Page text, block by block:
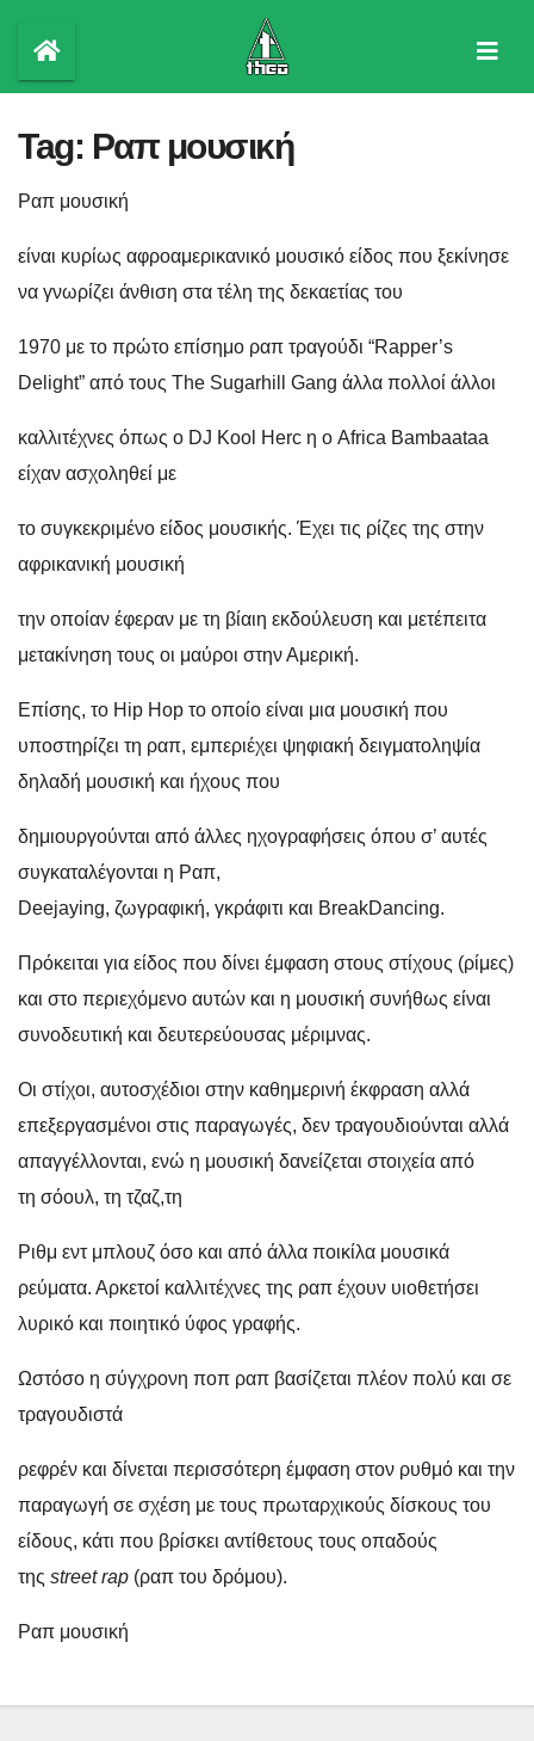
content
Tag: Ραπ μουσική
Ραπ μουσική
είναι κυρίως αφροαμερικανικό μουσικό είδος που ξεκίνησε
να γνωρίζει άνθιση στα τέλη της δεκαετίας του
1970 με το πρώτο επίσημο ραπ τραγούδι “Rapper’s
Delight” από τους The Sugarhill Gang άλλα πολλοί άλλοι
καλλιτέχνες όπως o DJ Kool Herc η ο Africa Bambaataa
είχαν ασχοληθεί με
το συγκεκριμένο είδος μουσικής. Έχει τις ρίζες της στην
αφρικανική μουσική
την οποίαν έφεραν με τη βίαιη εκδούλευση και μετέπειτα
μετακίνηση τους οι μαύροι στην Αμερική.
Επίσης, το Hip Hop το οποίο είναι μια μουσική που
υποστηρίζει τη ραπ, εμπεριέχει ψηφιακή δειγματοληψία
δηλαδή μουσική και ήχους που
δημιουργούνται από άλλες ηχογραφήσεις όπου σ’ αυτές
συγκαταλέγονται η Ραπ,
Deejaying, ζωγραφική, γκράφιτι και BreakDancing.
Πρόκειται για είδος που δίνει έμφαση στους στίχους (ρίμες)
και στο περιεχόμενο αυτών και η μουσική συνήθως είναι
συνοδευτική και δευτερεύουσας μέριμνας.
Οι στίχοι, αυτοσχέδιοι στην καθημερινή έκφραση αλλά
επεξεργασμένοι στις παραγωγές, δεν τραγουδιούνται αλλά
απαγγέλλονται, ενώ η μουσική δανείζεται στοιχεία από
τη σόουλ, τη τζαζ,τη
Ριθμ εντ μπλουζ όσο και από άλλα ποικίλα μουσικά
ρεύματα. Αρκετοί καλλιτέχνες της ραπ έχουν υιοθετήσει
λυρικό και ποιητικό ύφος γραφής.
Ωστόσο η σύγχρονη ποπ ραπ βασίζεται πλέον πολύ και σε
τραγουδιστά
ρεφρέν και δίνεται περισσότερη έμφαση στον ρυθμό και την
παραγωγή σε σχέση με τους πρωταρχικούς δίσκους του
είδους, κάτι που βρίσκει αντίθετους τους οπαδούς
της street rap (ραπ του δρόμου).
Ραπ μουσική